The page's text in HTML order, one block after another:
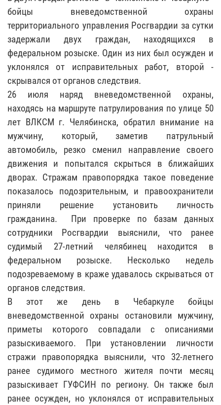
бойцы вневедомственной охраны
территориального управления Росгвардии за сутки
задержали двух граждан, находящихся в
федеральном розыске. Один из них был осужден и
уклонялся от исправительных работ, второй -
скрывался от органов следствия.
26 июля наряд вневедомственной охраны,
находясь на маршруте патрулирования по улице 50
лет ВЛКСМ г. Челябинска, обратил внимание на
мужчину, который, заметив патрульный
автомобиль, резко сменил направление своего
движения и попытался скрыться в ближайших
дворах. Стражам правопорядка такое поведение
показалось подозрительным, и правоохранители
приняли решение установить личность
гражданина. При проверке по базам данных
сотрудники Росгвардии выяснили, что ранее
судимый 27-летний челябинец находится в
федеральном розыске. Несколько недель
подозреваемому в краже удавалось скрываться от
органов следствия.
В этот же день в Чебаркуле бойцы
вневедомственной охраны остановили мужчину,
приметы которого совпадали с описаниями
разыскиваемого. При установлении личности
стражи правопорядка выяснили, что 32-летнего
ранее судимого местного жителя почти месяц
разыскивает ГУФСИН по региону. Он также был
ранее осужден, но уклонялся от исправительных